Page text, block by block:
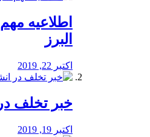
️اطلاعیه
البرز
اکتبر 22, 2019
خبر تخلف
اکتبر 19, 2019